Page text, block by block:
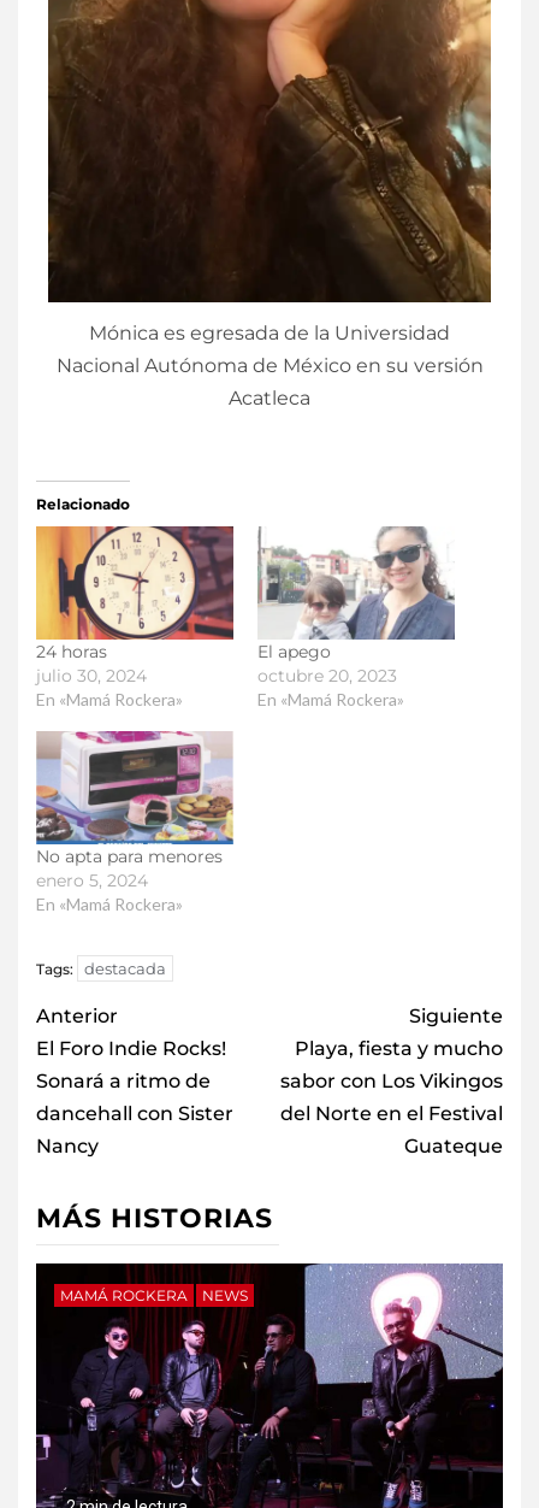
Mónica es egresada de la Universidad
Nacional Autónoma de México en su versión
Acatleca
Relacionado
24 horas
julio 30, 2024
En «Mamá Rockera»
El apego
octubre 20, 2023
En «Mamá Rockera»
No apta para menores
enero 5, 2024
En «Mamá Rockera»
Tags: destacada
Anterior
El Foro Indie Rocks!
Sonará a ritmo de
dancehall con Sister
Nancy
Siguiente
Playa, fiesta y mucho
sabor con Los Vikingos
del Norte en el Festival
Guateque
MÁS HISTORIAS
MAMÁ ROCKERA NEWS